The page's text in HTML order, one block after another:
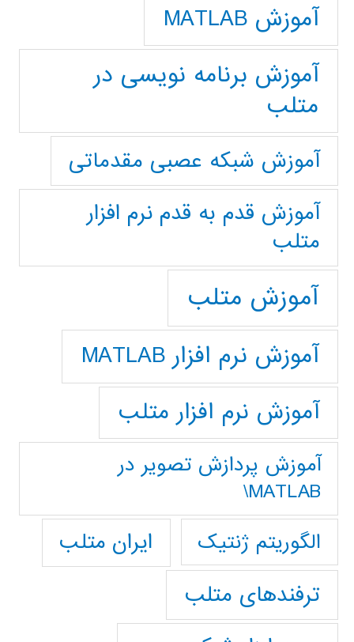
آموزش MATLAB
آموزش برنامه نویسی در
متلب
آموزش شبکه عصبی مقدماتی
آموزش قدم به قدم نرم افزار
متلب
آموزش متلب
آموزش نرم افزار MATLAB
آموزش نرم افزار متلب
آموزش پردازش تصوير در
MATLAB\
الگوریتم ژنتیک
ایران متلب
ترفندهای متلب